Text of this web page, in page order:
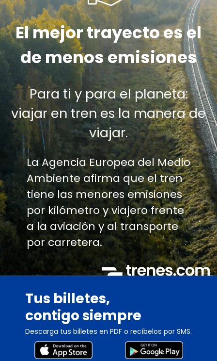
El mejor trayecto es el
de menos emisiones
Para ti y para el planeta:
viajar en tren es la manera de
viajar.
La Agencia Europea del Medio
Ambiente afirma que el tren
tiene las menores emisiones
por kilómetro y viajero frente
a la aviación y al transporte
por carretera.
Tus billetes,
contigo siempre
Descarga tus billetes en PDF o recíbelos por SMS.